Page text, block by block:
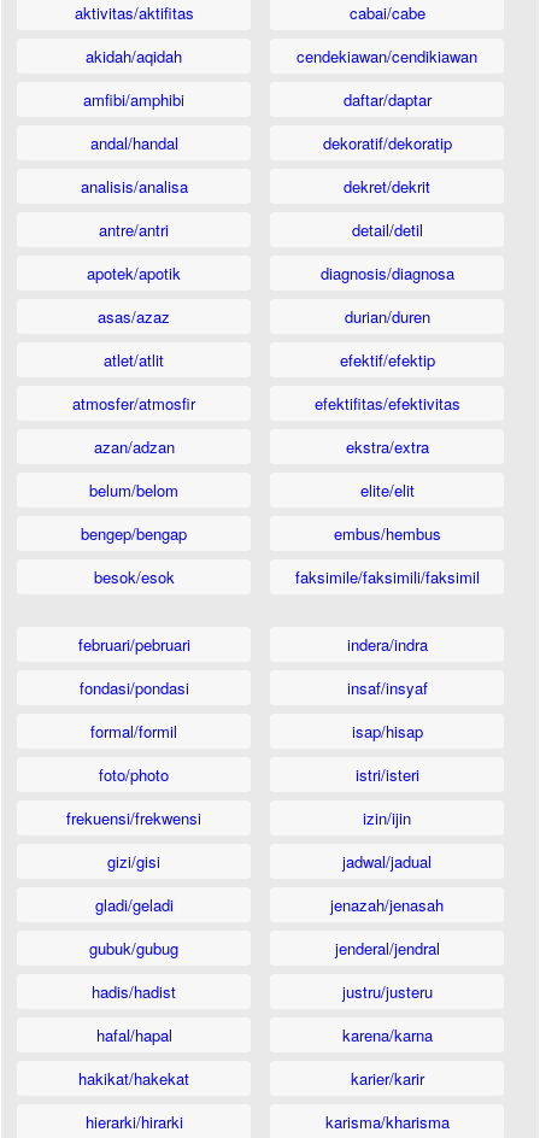
aktivitas/aktifitas
akidah/aqidah
amfibi/amphibi
andal/handal
analisis/analisa
antre/antri
apotek/apotik
asas/azaz
atlet/atlit
atmosfer/atmosfir
azan/adzan
belum/belom
bengep/bengap
besok/esok
cabai/cabe
cendekiawan/cendikiawan
daftar/daptar
dekoratif/dekoratip
dekret/dekrit
detail/detil
diagnosis/diagnosa
durian/duren
efektif/efektip
efektifitas/efektivitas
ekstra/extra
elite/elit
embus/hembus
faksimile/faksimili/faksimil
februari/pebruari
fondasi/pondasi
formal/formil
foto/photo
frekuensi/frekwensi
gizi/gisi
gladi/geladi
gubuk/gubug
hadis/hadist
hafal/hapal
hakikat/hakekat
hierarki/hirarki
indera/indra
insaf/insyaf
isap/hisap
istri/isteri
izin/ijin
jadwal/jadual
jenazah/jenasah
jenderal/jendral
justru/justeru
karena/karna
karier/karir
karisma/kharisma